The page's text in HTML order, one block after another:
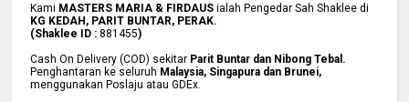
Kami MASTERS MARIA & FIRDAUS ialah Pengedar Sah Shaklee di
KG KEDAH, PARIT BUNTAR, PERAK.
(Shaklee ID :881455)
Cash On Delivery (COD) sekitar Parit Buntar dan Nibong Tebal.
Penghantaran ke seluruh Malaysia, Singapura dan Brunei,
menggunakan Poslaju atau GDEx.